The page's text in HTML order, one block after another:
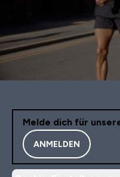
Melde dich für
ANMELDEN